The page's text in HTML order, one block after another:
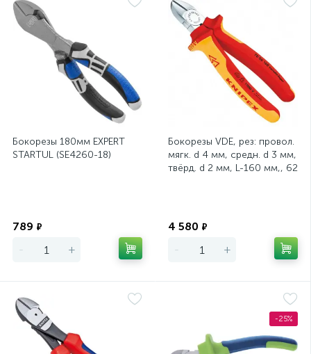
Бокорезы 180мм EXPERT
STARTUL (SE4260-18)
789 ₽
- +
Бокорезы VDE, рез: провол.
мягк. d 4 мм, средн. d 3 мм,
твёрд. d 2 мм, L-160 мм,, 62
4 580 ₽
- +
-25%